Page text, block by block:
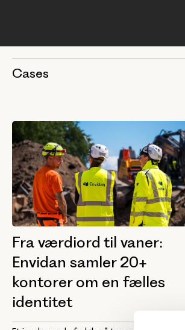
Cases
Fra værdiord til vaner:
Envidan samler 20+
kontorer om en fælles
identitet